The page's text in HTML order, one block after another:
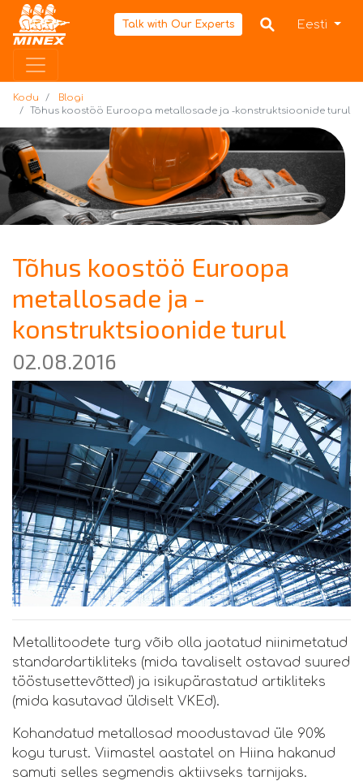
Talk with Our Experts Eesti
Kodu
Blogi
Tõhus koostöö Euroopa metallosade ja -konstruktsioonide turul
Tõhus koostöö Euroopa
metallosade ja -
konstruktsioonide turul
02.08.2016
Metallitoodete turg võib olla jaotatud niinimetatud
standardartikliteks (mida tavaliselt ostavad suured
tööstusettevõtted) ja isikupärastatud artikliteks
(mida kasutavad üldiselt VKEd).
Kohandatud metallosad moodustavad üle 90%
kogu turust. Viimastel aastatel on Hiina hakanud
samuti selles segmendis aktiivseks tarnijaks.